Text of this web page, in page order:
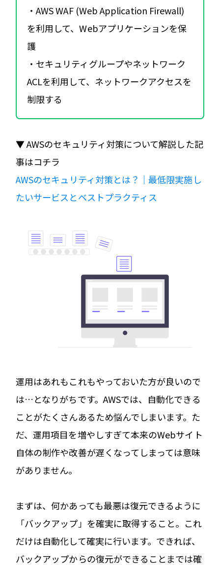
・AWS WAF (Web Application Firewall)
を利用して、Webアプリケーションを保
護
・セキュリティグループやネットワーク
ACLを利用して、ネットワークアクセスを
制限する
▼ AWSのセキュリティ対策について解説した記
事はコチラ
AWSのセキュリティ対策とは？｜最低限実施し
たいサービスとベストプラクティス
運用はあれもこれもやっておいた方が良いので
は…となりがちです。AWSでは、自動化できる
ことがたくさんあるため悩んでしまいます。た
だ、運用項目を増やしすぎて本来のWebサイト
自体の制作や改善が遅くなってしまっては意味
がありません。
まずは、何かあっても最悪は復元できるように
「バックアップ」を確実に取得すること。これ
だけは自動化して確実に行います。できれば、
バックアップからの復元ができることまでは確